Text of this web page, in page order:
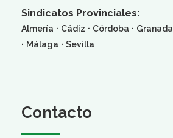
Sindicatos Provinciales:
Almería · Cádiz · Córdoba · Granada
· Málaga · Sevilla
Contacto